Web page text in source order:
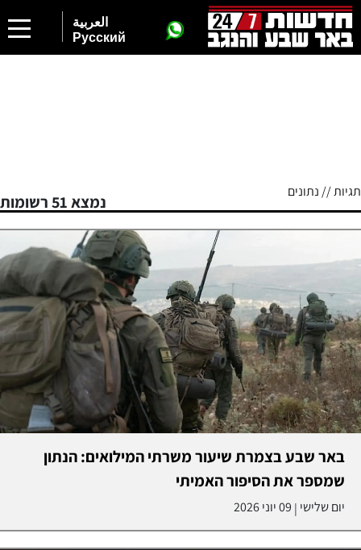
العربية
Русский
תגיות // נתונים
נמצא 51 רשומות
באר שבע בצמרת שיעור משרתי המילואים: הנתון
שמספר את הסיפור האמיתי
יום שלישי | 09 יוני 2026